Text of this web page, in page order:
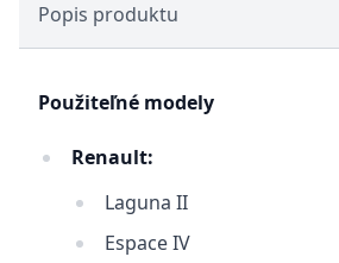
Popis produktu
Použiteľné modely
Renault:
Laguna II
Espace IV